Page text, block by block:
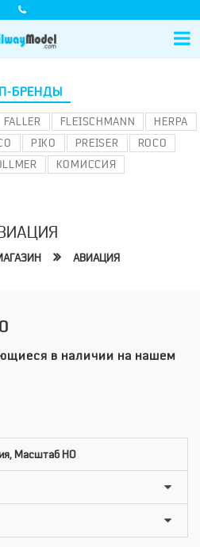
БРЕНДЫ
FALLER FLEISCHMANN
HERPA
PIKO PREISER
ROCO
КОМИССИЯ
АВИАЦИЯ
в наличии на нашем
Масштаб HO